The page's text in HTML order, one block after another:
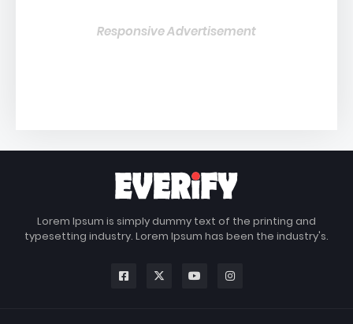
Responsive Advertisement
Lorem Ipsum is simply dummy text of the printing and
typesetting industry. Lorem Ipsum has been the industry's.